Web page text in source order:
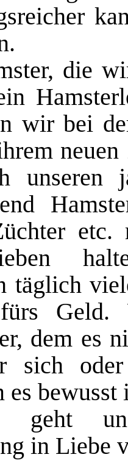
die
wir bei
unseren
etc.
täglich
Geld.
dem es
sich
es bewusst
geht
in Liebe